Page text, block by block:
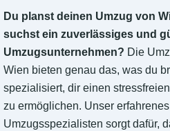
Du planst deinen Umzug von
suchst ein zuverlässiges und
Umzugsunternehmen? Die
Wien bieten genau das, was du
spezialisiert, dir einen
zu ermöglichen. Unser
Umzugsspezialisten sorgt dafür,